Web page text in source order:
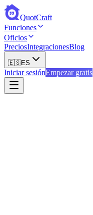
QuotCraft
Funciones
Oficios
PreciosIntegracionesBlog
🇪🇸ES
Iniciar sesiónEmpezar gratis